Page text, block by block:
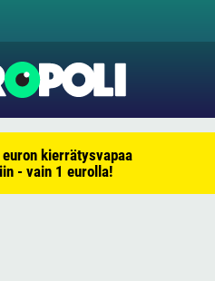
kierrätysvapaa
- vain 1 eurolla!